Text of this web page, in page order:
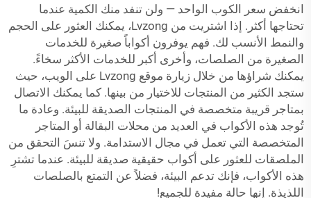
انخفض سعر الكوب الواحد — ولن تنفد منك الكمية عندما
تحتاجها أكثر. إذا اشتريت من Lvzong، يمكنك العثور على الحجم
والنمط الأنسب لك. فهم يوفرون أكواباً صغيرة للخدمات
الصغيرة من الصلصات، وأخرى أكبر للخدمات الأكثر سخاءً.
يمكنك شراؤها من خلال زيارة موقع Lvzong على الويب، حيث
ستجد الكثير من المنتجات للاختيار من بينها. كما يمكنك الاتصال
بمتاجر قريبة متخصصة في المنتجات الصديقة للبيئة. وعادة ما
تُوجد هذه الأكواب في العديد من محلات البقالة أو المتاجر
المتخصصة التي تعمل في مجال الاستدامة. ولا تنسَ التحقق من
الملصقات للعثور على أكواب حقيقية صديقة للبيئة. عندما تشترِ
هذه الأكواب، فإنك تدعم البيئة، فضلاً عن التمتع بالصلصات
اللذيذة. إنها حالة مفيدة للجميع!